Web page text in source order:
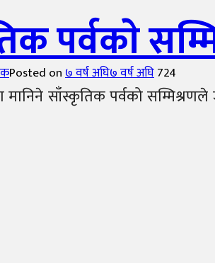
पर्वकाे
Posted on७ वर्ष अघि७ वर्ष अघि724
मानिने साँस्कृतिक पर्वको